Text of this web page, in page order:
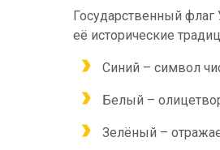
Государственный флаг
её исторические
Синий – символ
Белый –
Зелёный –